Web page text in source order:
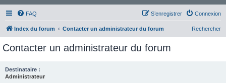
FAQ Connexion
S’enregistrer
Index du forum Contacter un administrateur du forum Rechercher
Contacter un administrateur du forum
Destinataire :
Administrateur